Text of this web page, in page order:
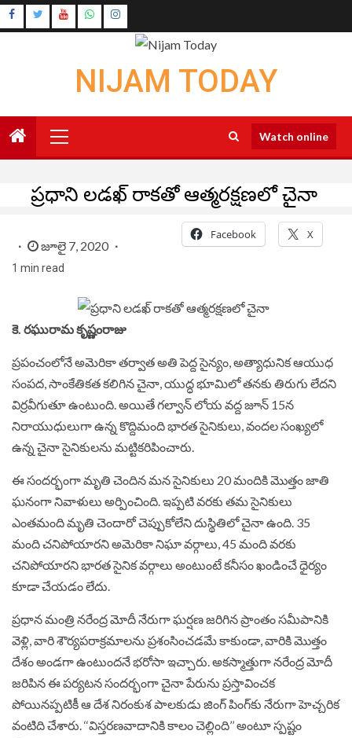
Skip
to
Instagram
NIJAM TODAY
Menu
Watch online
ప్రధాని లడఖ్ రాకతో ఆత్మరక్షణలో చైనా
జూలై 7, 2020
1 min read
Facebook X
కె. రఘురామ కృష్ణంరాజు
ప్రపంచంలోనే అమెరికా తర్వాత అతి పెద్ద సైన్యం, అత్యాధునిక ఆయుధ
సంపద, సాంకేతికత కలిగిన చైనా, యుద్ధ భూమిలో తనకు తిరుగు లేదని
విర్రవీగుతూ ఉంటుంది. అయితే గల్వాన్‌ లోయ వద్ద జూన్‌ 15న
నిరాయుధులుగా ఉన్న కొద్దిమంది భారత సైనికులు, వందల సంఖ్యలో
ఉన్న చైనా సైనికులను మట్టికరిపించారు.
ఈ సందర్భంగా మృతి చెందిన మన సైనికులు 20 మందికి మొత్తం జాతి
ఘనంగా నివాళులు అర్పించింది. ఇప్పటి వరకు తమ సైనికులు
ఎంతమంది మృతి చెందారో చెప్పుకోలేని దుస్థితిలో చైనా ఉంది. 35
మంది చనిపోయారని అమెరికా నిఘా వర్గాలు, 45 మంది వరకు
చనిపోయారని భారత సైనిక వర్గాలు అంటుంటే కనీసం ఖండించే ధైర్యం
కూడా చేయడం లేదు.
ప్రధాన మంత్రి నరేంద్ర మోదీ నేరుగా ఘర్షణ జరిగిన ప్రాంతం సమీపానికి
వెళ్లి, వారి శౌర్యపరాక్రమాలను ప్రశంసించడమే కాకుండా, వారికి మొత్తం
దేశం అండగా ఉంటుందనే భరోసా ఇచ్చారు. అకస్మాత్తుగా నరేంద్ర మోదీ
జరిపిన ఈ పర్యటన సందర్భంగా చైనా పేరును ప్రస్తావించక
పోయినప్పటికీ ఆ దేశ నిరంకుశ పాలకుడు జింగ్‌ పింగ్‌కు నేరుగా హెచ్చరిక
వంటిది చేశారు. ‘‘విస్తరణవాదానికి కాలం చెల్లింది’’ అంటూ స్పష్టం